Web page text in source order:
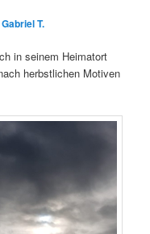
Gabriel T.
in seinem Heimatort
herbstlichen Motiven